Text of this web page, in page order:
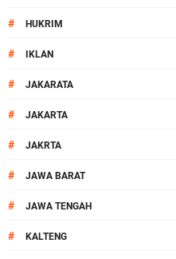
# HUKRIM
# IKLAN
# JAKARATA
# JAKARTA
# JAKRTA
# JAWA BARAT
# JAWA TENGAH
# KALTENG